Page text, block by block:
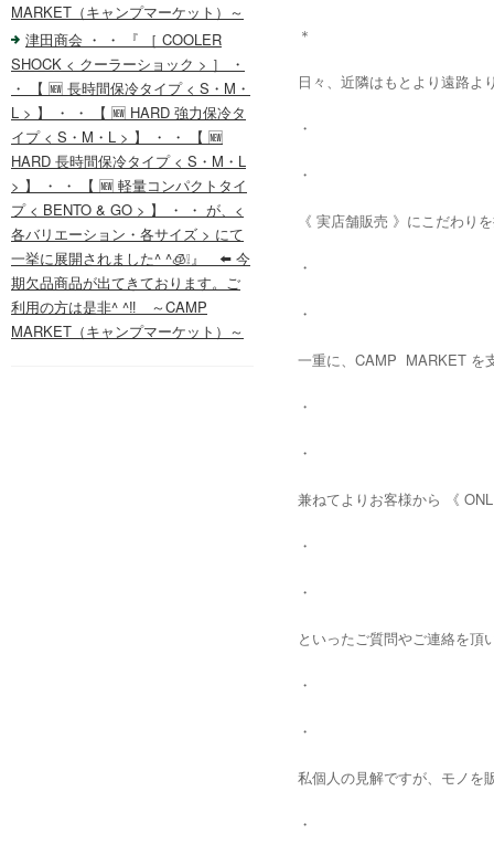
＊
日々、近隣はもとより遠路よ
・
・
《 実店舗販売 》にこだわり
・
・
一重に、CAMP MARKET を
・
・
兼ねてよりお客様から 《
・
・
といったご質問やご連絡を頂
・
・
私個人の見解ですが、モノを
・
MARKET（キャンプマーケット）～
津田商会 ・ ・ 『 ［ COOLER
SHOCK < クーラーショック > ］ ・
・ 【 🆕 長時間保冷タイプ < S・M・
L > 】 ・ ・ 【 🆕 HARD 強力保冷タ
イプ < S・M・L > 】 ・ ・ 【 🆕
HARD 長時間保冷タイプ < S・M・L
> 】 ・ ・ 【 🆕 軽量コンパクトタイ
プ < BENTO & GO > 】 ・ ・ が、<
各バリエーション・各サイズ > にて
一挙に展開されました^ ^🧊❕』 ⬅️ 今
期欠品商品が出てきております。ご
利用の方は是非^ ^‼️ ～CAMP
MARKET（キャンプマーケット）～